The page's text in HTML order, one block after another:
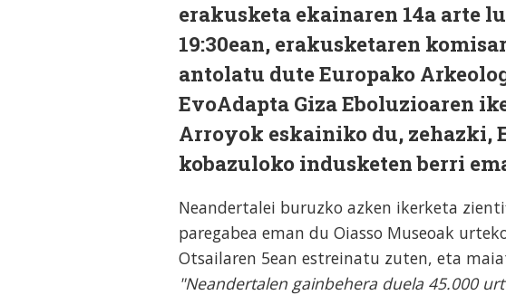
erakusketa ekainaren 14a arte
19:30ean, erakusketaren
antolatu dute Europako
EvoAdapta Giza Eboluzioaren
Arroyok eskainiko du, zehazki,
kobazuloko indusketen berri
Neandertalei buruzko azken ikerketa
paregabea eman du Oiasso Museoak
Otsailaren 5ean estreinatu zuten, eta
"Neandertalen gainbehera duela 45.000